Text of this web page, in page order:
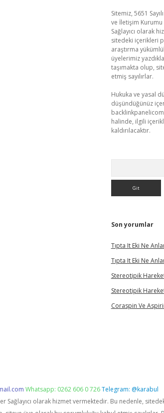
Sitemiz, 5651
ve İletişim Kurumu
Sağlayıcı olarak
sitedeki içerikleri
araştırma
üyelerimiz
taşımakta olup,
etmiş sayılırlar.
Hukuka ve yasal
düşündüğünüz
halinde, ilgili
kaldırılacaktır.
Son yorumlar
Tıpta It Eki Ne
Tıpta It Eki Ne
Stereotipik
Stereotipik
Coraspin Ve
Whatsapp: 0262 606 0 726Telegram: @karabul
Sağlayıcı olarak hizmet vermektedir. Bu nedenle,